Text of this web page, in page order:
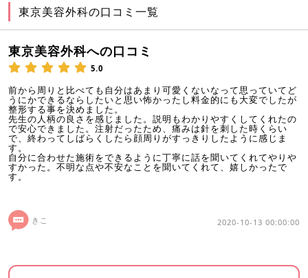
東京美容外科の口コミ一覧
東京美容外科への口コミ
5.0
前から周りと比べても自分はあまり可愛くないなって思っていてど
うにかできるならしたいと思い怖かったし料金的にも大変でしたが
整形する事を決めました。
先生の人柄の良さを感じました。説明もわかりやすくしてくれたの
で安心できました。注射だったため、痛みは針を刺した時くらい
で、終わってしばらくしたら顔周りがすっきりしたように感じま
す。
自分に合わせた施術をできるように丁寧に話を聞いてくれてやりや
すかった。不明な点や不安なことを聞いてくれて、嬉しかったで
す。
きこ 2020-10-13 00:00:00